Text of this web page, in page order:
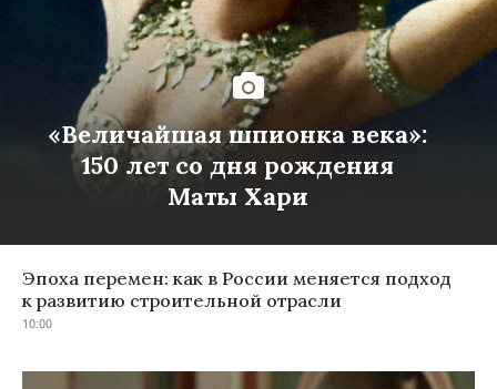
«Величайшая шпионка века»:
150 лет со дня рождения
Маты Хари
Эпоха перемен: как в России меняется подход
к развитию строительной отрасли
10:00